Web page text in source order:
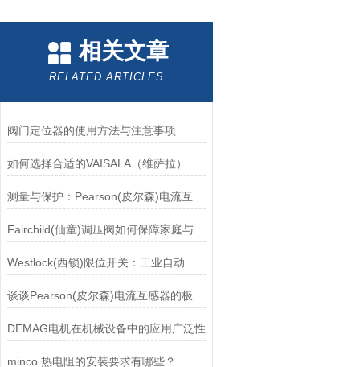
相关文章
RELATED ARTICLES
阀门定位器的使用方法与注意事项
Fairchild(仙童)调压阀如何保障家庭与工业安全？
DEMAG电机在机械设备中的应用广泛性
minco 热电阻的安装要求有哪些？